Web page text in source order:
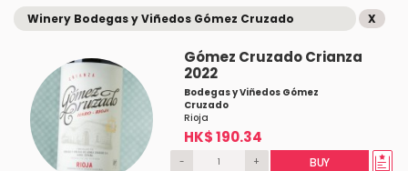
Winery Bodegas y Viñedos Gómez Cruzado X
Gómez Cruzado Crianza
2022
Bodegas y Viñedos Gómez
Cruzado
Rioja
HK$ 190.34
- + BUY